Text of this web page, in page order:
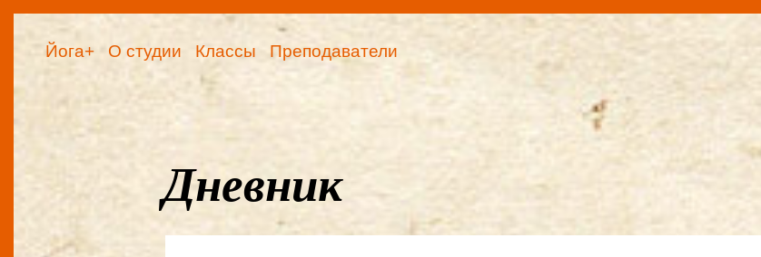
Йога+ О студии Классы Преподаватели
Дневник